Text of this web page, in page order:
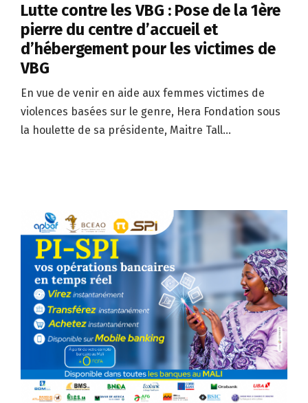
Lutte contre les VBG : Pose de la 1ère
pierre du centre d’accueil et
d’hébergement pour les victimes de
VBG
En vue de venir en aide aux femmes victimes de
violences basées sur le genre, Hera Fondation sous
la houlette de sa présidente, Maitre Tall...